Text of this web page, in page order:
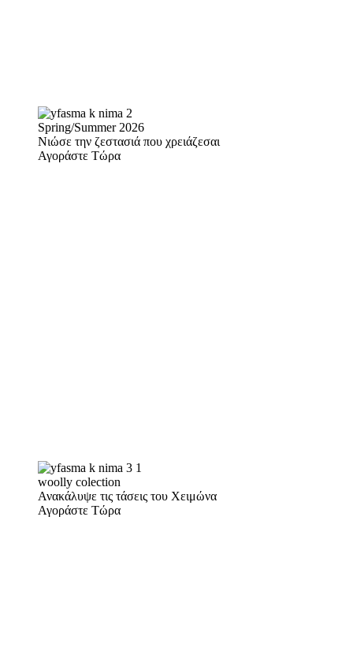
Spring/Summer 2026
Νιώσε την ζεστασιά που χρειάζεσαι
Αγοράστε Τώρα
woolly colection
Ανακάλυψε τις τάσεις του Χειμώνα
Αγοράστε Τώρα